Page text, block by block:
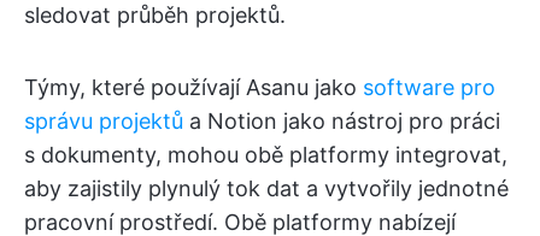
sledovat průběh projektů.
Týmy, které používají Asanu jako software pro
správu projektů a Notion jako nástroj pro práci
s dokumenty, mohou obě platformy integrovat,
aby zajistily plynulý tok dat a vytvořily jednotné
pracovní prostředí. Obě platformy nabízejí